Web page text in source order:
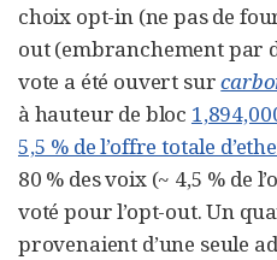
choix opt-in (ne pas de
out (embranchement par
vote a été ouvert sur
à hauteur de bloc
5,5 % de l’offre totale
80 % des voix (~ 4,5 % de
voté pour l’opt-out. Un
provenaient d’une seule